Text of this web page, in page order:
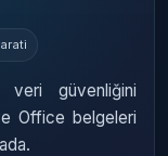
veri güvenliğini
Office belgeleri